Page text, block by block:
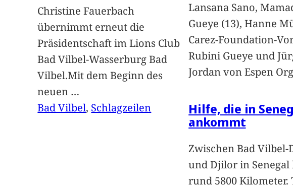
Christine Fauerbach
übernimmt erneut die
Präsidentschaft im Lions Club
Bad Vilbel-Wasserburg Bad
Vilbel.Mit dem Beginn des
neuen …
Bad Vilbel, Schlagzeilen
Lansana Sano,
Gueye (13), Hanne
Carez-Foundation-
Rubini Gueye und
Jordan von Espen
Hilfe, die in
ankommt
Zwischen Bad
und Djilor in Senegal
rund 5800 Kilometer.